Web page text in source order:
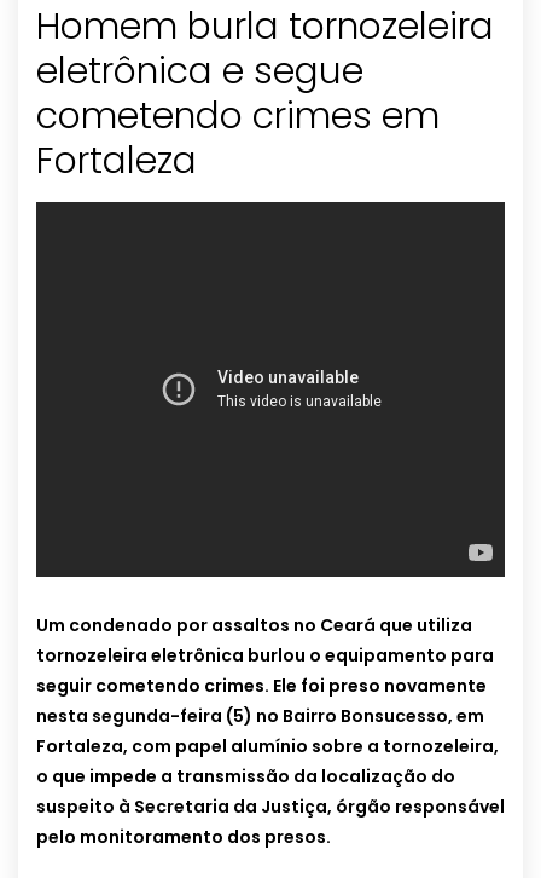
Homem burla tornozeleira
eletrônica e segue
cometendo crimes em
Fortaleza
Um condenado por assaltos no Ceará que utiliza
tornozeleira eletrônica burlou o equipamento para
seguir cometendo crimes. Ele foi preso novamente
nesta segunda-feira (5) no Bairro Bonsucesso, em
Fortaleza, com papel alumínio sobre a tornozeleira,
o que impede a transmissão da localização do
suspeito à Secretaria da Justiça, órgão responsável
pelo monitoramento dos presos.